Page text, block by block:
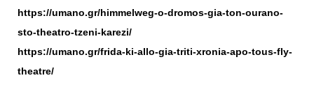
https://umano.gr/himmelweg-o-dromos-gia-ton-ourano-
sto-theatro-tzeni-karezi/
https://umano.gr/frida-ki-allo-gia-triti-xronia-apo-tous-fly-
theatre/